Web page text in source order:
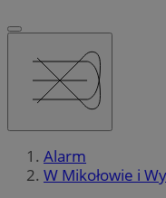
Alarm
W Mikołowie i